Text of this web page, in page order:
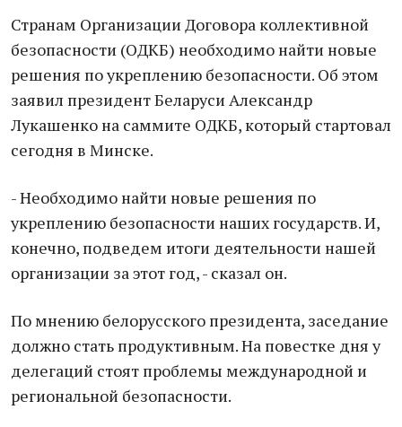
Странам Организации Договора коллективной
безопасности (ОДКБ) необходимо найти новые
решения по укреплению безопасности. Об этом
заявил президент Беларуси Александр
Лукашенко на саммите ОДКБ, который стартовал
сегодня в Минске.
- Необходимо найти новые решения по
укреплению безопасности наших государств. И,
конечно, подведем итоги деятельности нашей
организации за этот год, - сказал он.
По мнению белорусского президента, заседание
должно стать продуктивным. На повестке дня у
делегаций стоят проблемы международной и
региональной безопасности.